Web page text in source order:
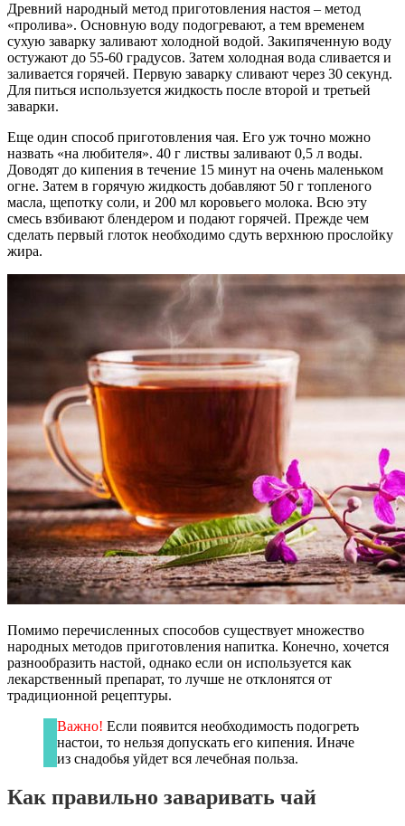
Древний народный метод приготовления настоя – метод
«пролива». Основную воду подогревают, а тем временем
сухую заварку заливают холодной водой. Закипяченную воду
остужают до 55-60 градусов. Затем холодная вода сливается и
заливается горячей. Первую заварку сливают через 30 секунд.
Для питься используется жидкость после второй и третьей
заварки.
Еще один способ приготовления чая. Его уж точно можно
назвать «на любителя». 40 г листвы заливают 0,5 л воды.
Доводят до кипения в течение 15 минут на очень маленьком
огне. Затем в горячую жидкость добавляют 50 г топленого
масла, щепотку соли, и 200 мл коровьего молока. Всю эту
смесь взбивают блендером и подают горячей. Прежде чем
сделать первый глоток необходимо сдуть верхнюю прослойку
жира.
Помимо перечисленных способов существует множество
народных методов приготовления напитка. Конечно, хочется
разнообразить настой, однако если он используется как
лекарственный препарат, то лучше не отклонятся от
традиционной рецептуры.
Важно! Если появится необходимость подогреть
настои, то нельзя допускать его кипения. Иначе
из снадобья уйдет вся лечебная польза.
Как правильно заваривать чай